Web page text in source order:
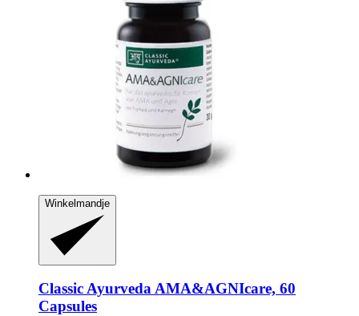
Winkelmandje
Classic AyurvedaAMA&AGNIcare, 60
Capsules